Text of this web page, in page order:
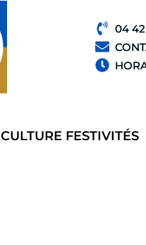
04 42
CULTURE FESTIVITÉS